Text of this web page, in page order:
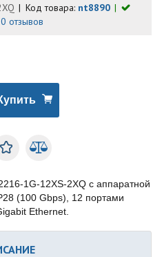
Код товара: nt8890
отзывов
1G-12XS-2XQ с аппаратной
(100 Gbps), 12 портами
Ethernet.